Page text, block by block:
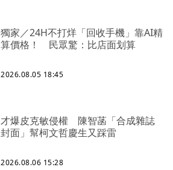
獨家／24H不打烊「回收手機」靠AI精
算價格！ 民眾驚：比店面划算
2026.08.05 18:45
才爆皮克敏侵權 陳智菡「合成雜誌
封面」幫柯文哲慶生又踩雷
2026.08.06 15:28